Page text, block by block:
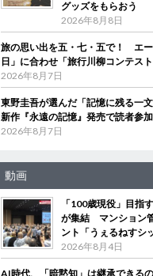
グッズをもらおう
2026年8月8日
旅の思い出を五・七・五で！ エ
日」に合わせ「旅行川柳コンテス
2026年8月7日
東野圭吾が選んだ「記憶に残る一
新作『永遠の記憶』発売で読者参
2026年8月7日
動画
「100歳現役」目指
が集結 マンション
ント「うぇるねすシ
2026年8月4日
AI時代、「暗黙知」は継承できる